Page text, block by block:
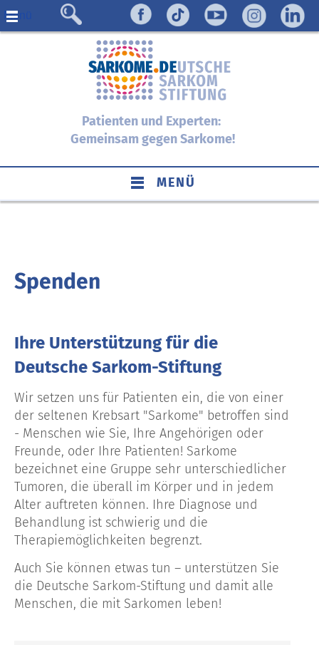
Menü
Patienten und Experten:
Gemeinsam gegen Sarkome!
MENÜ
Spenden
Ihre Unterstützung für die
Deutsche Sarkom-Stiftung
Wir setzen uns für Patienten ein, die von einer
der seltenen Krebsart "Sarkome" betroffen sind
- Menschen wie Sie, Ihre Angehörigen oder
Freunde, oder Ihre Patienten! Sarkome
bezeichnet eine Gruppe sehr unterschiedlicher
Tumoren, die überall im Körper und in jedem
Alter auftreten können. Ihre Diagnose und
Behandlung ist schwierig und die
Therapiemöglichkeiten begrenzt.
Auch Sie können etwas tun – unterstützen Sie
die Deutsche Sarkom-Stiftung und damit alle
Menschen, die mit Sarkomen leben!